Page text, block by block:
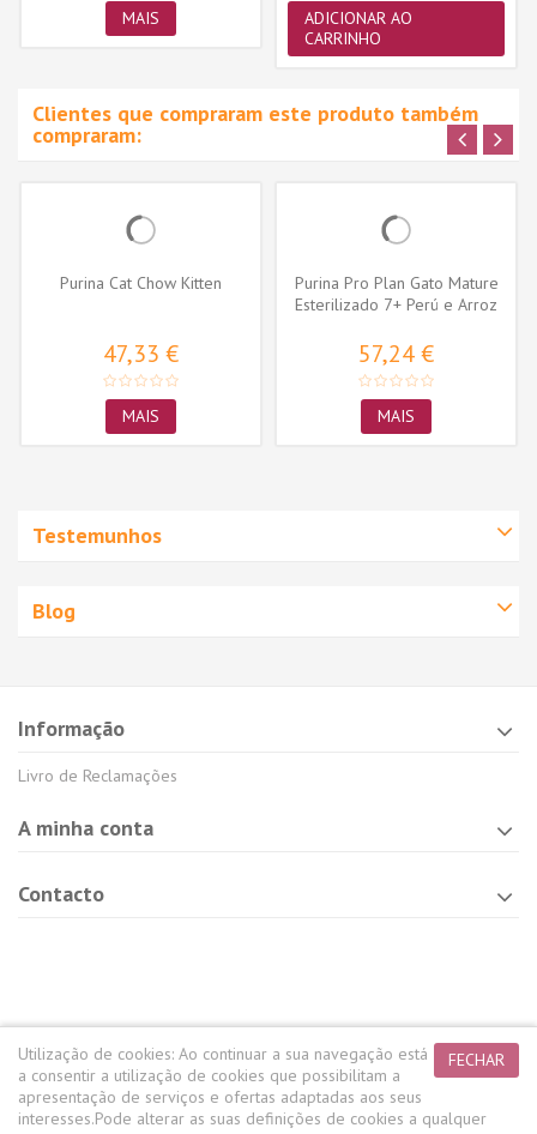
MAIS
ADICIONAR AO
CARRINHO
Clientes que compraram este produto também
compraram:
Purina Cat Chow Kitten
47,33 €
MAIS
Purina Pro Plan Gato Mature
Esterilizado 7+ Perú e Arroz
57,24 €
MAIS
Testemunhos
Blog
Informação
Livro de Reclamações
A minha conta
Contacto
FECHAR
Utilização de cookies: Ao continuar a sua navegação está
a consentir a utilização de cookies que possibilitam a
apresentação de serviços e ofertas adaptadas aos seus
interesses.Pode alterar as suas definições de cookies a qualquer